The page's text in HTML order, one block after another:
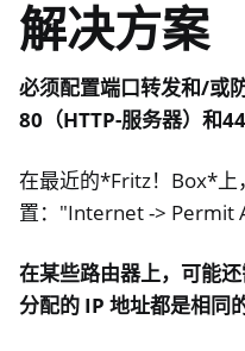
navigation of NetHSM
navigation of NitroWall
navigation of NitroWall
navigation of 软件
解决方案
必须配置端口转发和/或
80（HTTP-服务器）和
在最近的*Fritz！Box*上
置："Internet -> Permit
在某些路由器上，可能
分配的 IP 地址都是相同的